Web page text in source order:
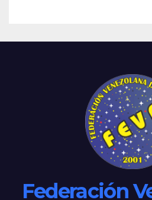
Federación